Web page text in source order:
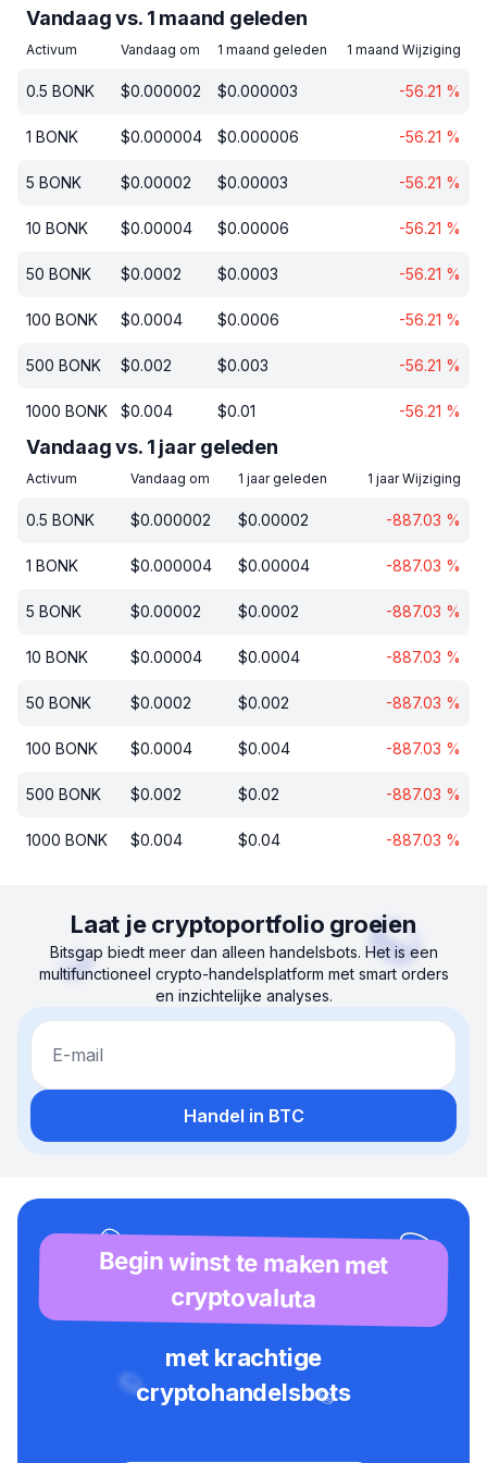
Vandaag vs. 1 maand geleden
Activum Vandaag om 1 maand geleden 1 maand Wijziging
0.5 BONK $0.000002 $0.000003 -56.21 %
1 BONK $0.000004 $0.000006 -56.21 %
5 BONK $0.00002 $0.00003 -56.21 %
10 BONK $0.00004 $0.00006 -56.21 %
50 BONK $0.0002 $0.0003 -56.21 %
100 BONK $0.0004 $0.0006 -56.21 %
500 BONK $0.002 $0.003 -56.21 %
1000 BONK $0.004 $0.01 -56.21 %
Vandaag vs. 1 jaar geleden
Activum Vandaag om 1 jaar geleden 1 jaar Wijziging
0.5 BONK $0.000002 $0.00002 -887.03 %
1 BONK $0.000004 $0.00004 -887.03 %
5 BONK $0.00002 $0.0002 -887.03 %
10 BONK $0.00004 $0.0004 -887.03 %
50 BONK $0.0002 $0.002 -887.03 %
100 BONK $0.0004 $0.004 -887.03 %
500 BONK $0.002 $0.02 -887.03 %
1000 BONK $0.004 $0.04 -887.03 %
Laat je cryptoportfolio groeien
Bitsgap biedt meer dan alleen handelsbots. Het is een
multifunctioneel crypto-handelsplatform met smart orders
en inzichtelijke analyses.
E-mail
Handel in BTC
Begin winst te maken met
cryptovaluta
met krachtige
cryptohandelsbots